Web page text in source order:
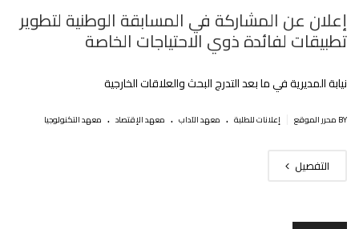
إعلان عن المشاركة في المسابقة الوطنية لتطوير
تطبيقات لفائدة ذوي الاحتياجات الخاصة
نيابة المديرية في ما بعد التدرج البحث والعلاقات الخارجية
BY محرر الموقع إعلانات للطلبة . معهد الآداب . معهد الإقتصاد . معهد التكنولوجيا
التفصيل